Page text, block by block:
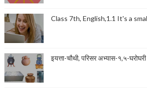
Class 7th, English,1.1 It's a
इयत्ता-चौथी, परिसर अभ्यास-१,५-घरोघरी